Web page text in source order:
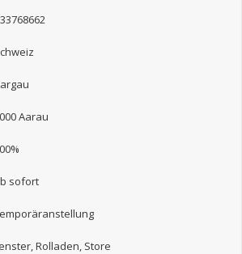
Aarau
sofort
Rolladen, Store